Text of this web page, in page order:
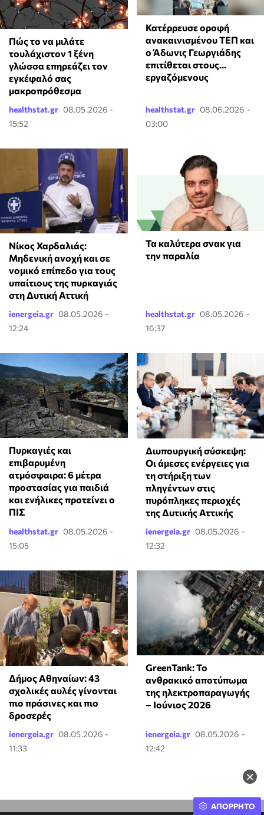
×
⁠Πώς το να μιλάτε
τουλάχιστον 1 ξένη
γλώσσα επηρεάζει τον
εγκέφαλό σας
μακροπρόθεσμα
healthstat.gr 08.05.2026 -
15:52
Κατέρρευσε οροφή
ανακαινισμένου ΤΕΠ και
ο Άδωνις Γεωργιάδης
επιτίθεται στους...
εργαζόμενους
healthstat.gr 08.06.2026 -
03:00
Νίκος Χαρδαλιάς:
Μηδενική ανοχή και σε
νομικό επίπεδο για τους
υπαίτιους της πυρκαγιάς
στη Δυτική Αττική
ienergeia.gr 08.05.2026 -
12:24
Τα καλύτερα σνακ για
την παραλία
healthstat.gr 08.05.2026 -
16:37
Πυρκαγιές και
επιβαρυμένη
ατμόσφαιρα: 6 μέτρα
προστασίας για παιδιά
και ενήλικες προτείνει ο
ΠΙΣ
healthstat.gr 08.05.2026 -
15:05
Διυπουργική σύσκεψη:
Οι άμεσες ενέργειες για
τη στήριξη των
πληγέντων στις
πυρόπληκες περιοχές
της Δυτικής Αττικής
ienergeia.gr 08.05.2026 -
12:32
Δήμος Αθηναίων: 43
σχολικές αυλές γίνονται
πιο πράσινες και πιο
δροσερές
ienergeia.gr 08.05.2026 -
11:33
GreenTank: Το
ανθρακικό αποτύπωμα
της ηλεκτροπαραγωγής
– Ιούνιος 2026
ienergeia.gr 08.05.2026 -
12:42
ΑΠΟΡΡΗΤΟ